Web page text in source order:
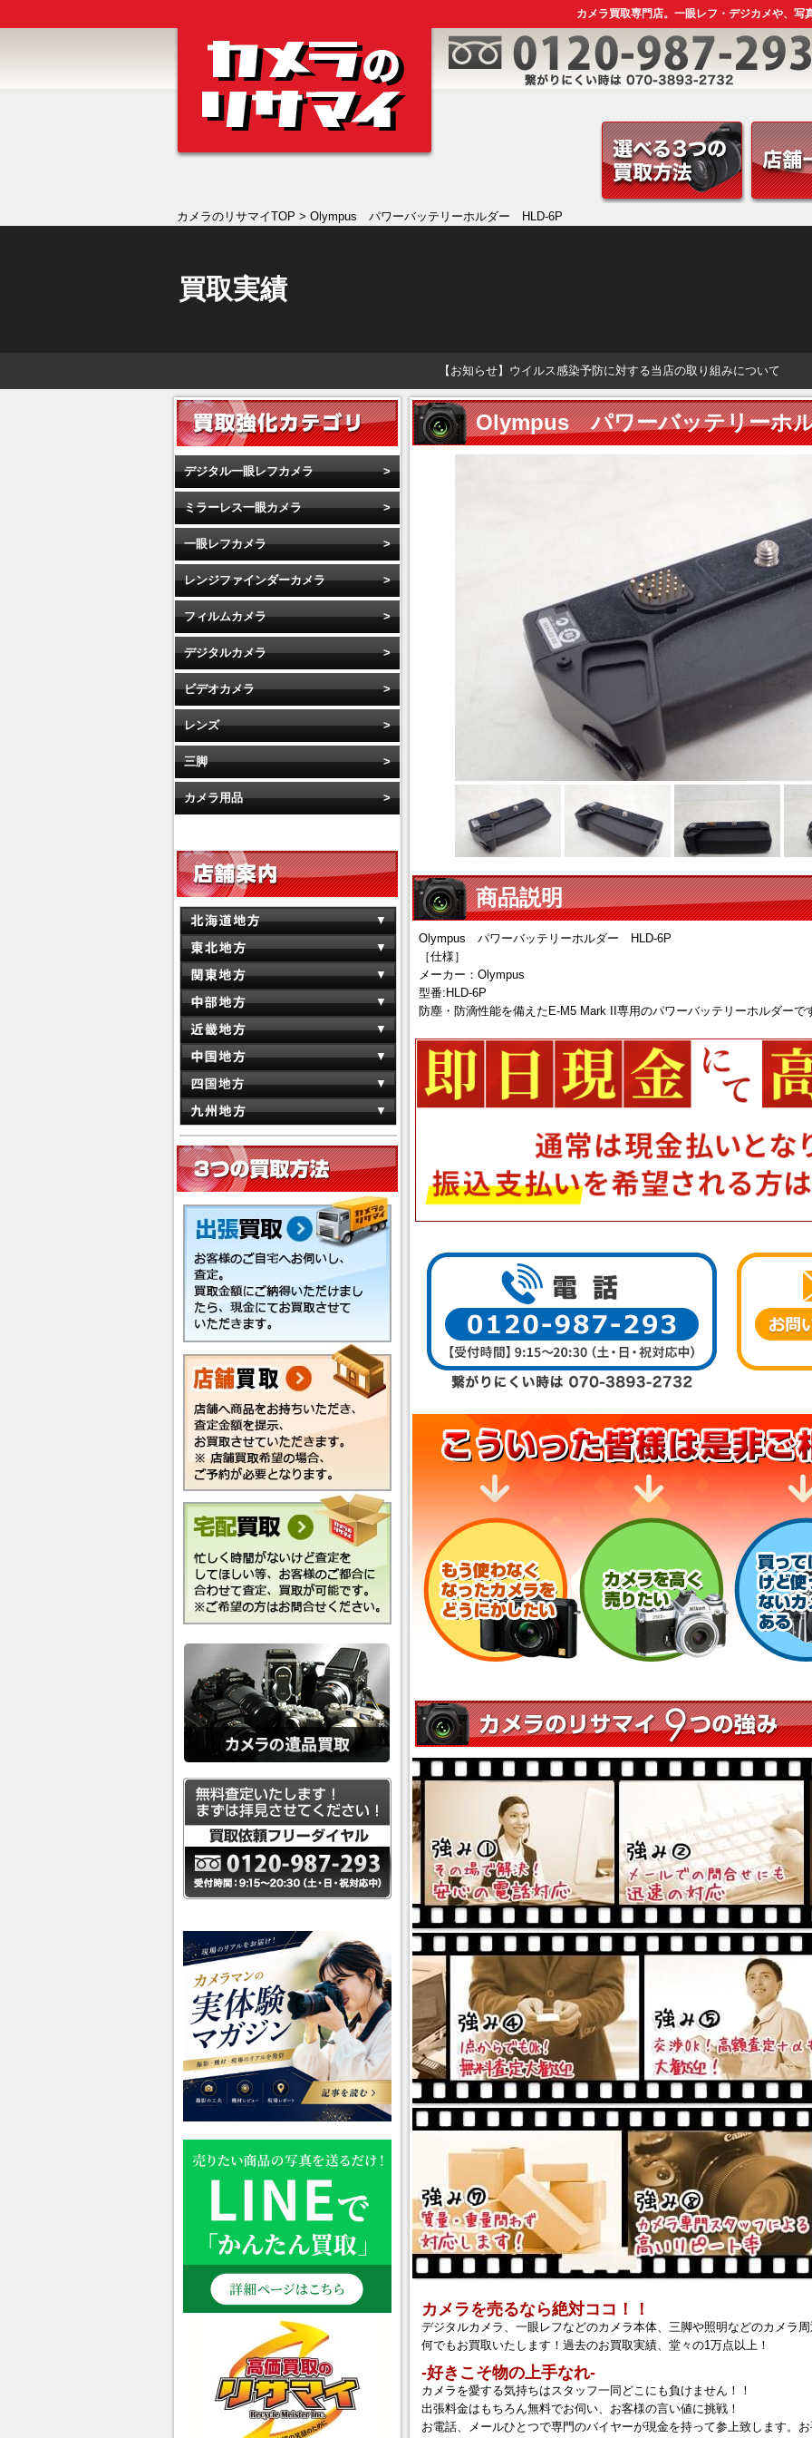
カメラ買取専門店。一眼レフ・デジカメや、
カメラのリサマイTOP > Olympus パワーバッテリーホルダー HLD-6P
買取実績
【お知らせ】ウイルス感染予防に対する当店の取り組みについて
Olympus パワーバッテリーホ
商品説明
Olympus パワーバッテリーホルダー HLD-6P
［仕様］
メーカー：Olympus
型番:HLD-6P
防塵・防滴性能を備えたE-M5 Mark II専用のパワーバッテリーホルダーで
カメラを売るなら絶対ココ！！
デジタルカメラ、一眼レフなどのカメラ本体、三脚や照明などのカメラ
何でもお買取いたします！過去のお買取実績、堂々の1万点以上！
‐好きこそ物の上手なれ‐
カメラを愛する気持ちはスタッフ一同どこにも負けません！！
出張料金はもちろん無料でお伺い、お客様の言い値に挑戦！
お電話、メールひとつで専門のバイヤーが現金を持って参上致します。
デジタル一眼レフカメラ
ミラーレス一眼カメラ
一眼レフカメラ
レンジファインダーカメラ
フィルムカメラ
デジタルカメラ
ビデオカメラ
レンズ
三脚
カメラ用品